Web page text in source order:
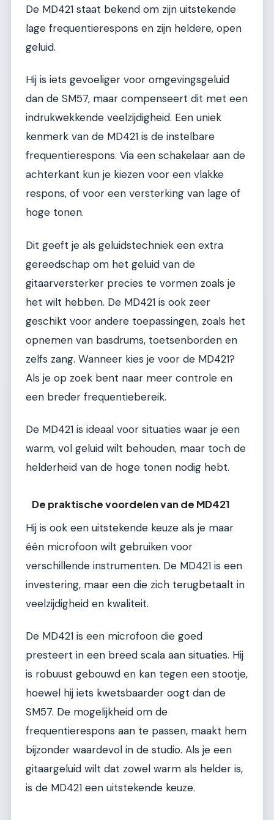
De MD421 staat bekend om zijn uitstekende
lage frequentierespons en zijn heldere, open
geluid.
Hij is iets gevoeliger voor omgevingsgeluid
dan de SM57, maar compenseert dit met een
indrukwekkende veelzijdigheid. Een uniek
kenmerk van de MD421 is de instelbare
frequentierespons. Via een schakelaar aan de
achterkant kun je kiezen voor een vlakke
respons, of voor een versterking van lage of
hoge tonen.
Dit geeft je als geluidstechniek een extra
gereedschap om het geluid van de
gitaarversterker precies te vormen zoals je
het wilt hebben. De MD421 is ook zeer
geschikt voor andere toepassingen, zoals het
opnemen van basdrums, toetsenborden en
zelfs zang. Wanneer kies je voor de MD421?
Als je op zoek bent naar meer controle en
een breder frequentiebereik.
De MD421 is ideaal voor situaties waar je een
warm, vol geluid wilt behouden, maar toch de
helderheid van de hoge tonen nodig hebt.
De praktische voordelen van de MD421
Hij is ook een uitstekende keuze als je maar
één microfoon wilt gebruiken voor
verschillende instrumenten. De MD421 is een
investering, maar een die zich terugbetaalt in
veelzijdigheid en kwaliteit.
De MD421 is een microfoon die goed
presteert in een breed scala aan situaties. Hij
is robuust gebouwd en kan tegen een stootje,
hoewel hij iets kwetsbaarder oogt dan de
SM57. De mogelijkheid om de
frequentierespons aan te passen, maakt hem
bijzonder waardevol in de studio. Als je een
gitaargeluid wilt dat zowel warm als helder is,
is de MD421 een uitstekende keuze.